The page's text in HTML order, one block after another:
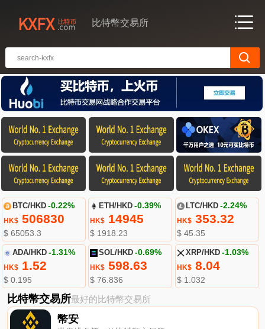
比特幣交易所
BTC/HKD -0.22%
HK$506830
$ 65053.3
ETH/HKD -0.39%
HK$ 14945
$ 1918.23
LTC/HKD -2.24%
HK$353.32
$ 45.35
ADA/HKD -1.31%
HK$1.52
$ 0.195
SOL/HKD -0.69%
HK$ 598.63
$ 76.836
XRP/HKD -1.03%
HK$8.04
$ 1.032
比特幣交易所最好的比特幣交易所
幣安